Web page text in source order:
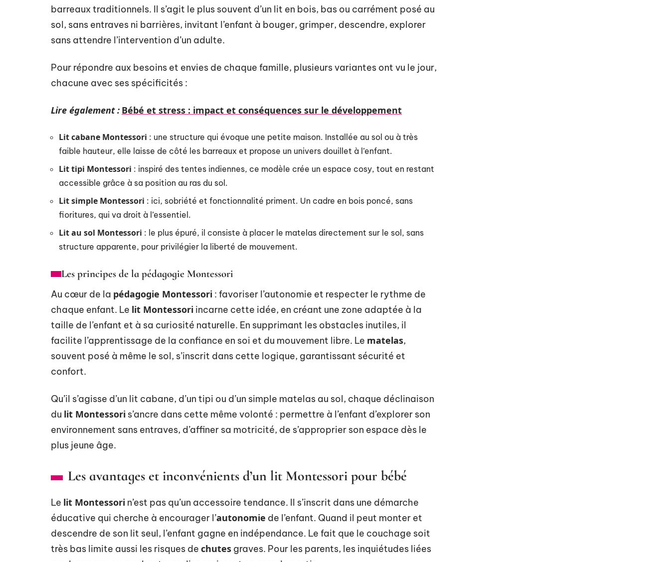
barreaux traditionnels. Il s’agit le plus souvent d’un lit en bois, bas ou carrément posé au
sol, sans entraves ni barrières, invitant l’enfant à bouger, grimper, descendre, explorer
sans attendre l’intervention d’un adulte.
Pour répondre aux besoins et envies de chaque famille, plusieurs variantes ont vu le jour,
chacune avec ses spécificités :
Lire également : Bébé et stress : impact et conséquences sur le développement
Lit cabane Montessori : une structure qui évoque une petite maison. Installée au sol ou à très
faible hauteur, elle laisse de côté les barreaux et propose un univers douillet à l’enfant.
Lit tipi Montessori : inspiré des tentes indiennes, ce modèle crée un espace cosy, tout en restant
accessible grâce à sa position au ras du sol.
Lit simple Montessori : ici, sobriété et fonctionnalité priment. Un cadre en bois poncé, sans
fioritures, qui va droit à l’essentiel.
Lit au sol Montessori : le plus épuré, il consiste à placer le matelas directement sur le sol, sans
structure apparente, pour privilégier la liberté de mouvement.
Les principes de la pédagogie Montessori
Au cœur de la pédagogie Montessori : favoriser l’autonomie et respecter le rythme de
chaque enfant. Le lit Montessori incarne cette idée, en créant une zone adaptée à la
taille de l’enfant et à sa curiosité naturelle. En supprimant les obstacles inutiles, il
facilite l’apprentissage de la confiance en soi et du mouvement libre. Le matelas,
souvent posé à même le sol, s’inscrit dans cette logique, garantissant sécurité et
confort.
Qu’il s’agisse d’un lit cabane, d’un tipi ou d’un simple matelas au sol, chaque déclinaison
du lit Montessori s’ancre dans cette même volonté : permettre à l’enfant d’explorer son
environnement sans entraves, d’affiner sa motricité, de s’approprier son espace dès le
plus jeune âge.
Les avantages et inconvénients d’un lit Montessori pour bébé
Le lit Montessori n’est pas qu’un accessoire tendance. Il s’inscrit dans une démarche
éducative qui cherche à encourager l’autonomie de l’enfant. Quand il peut monter et
descendre de son lit seul, l’enfant gagne en indépendance. Le fait que le couchage soit
très bas limite aussi les risques de chutes graves. Pour les parents, les inquiétudes liées